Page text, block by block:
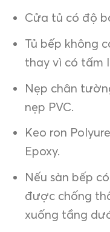
Cửa tủ có độ
Tủ bếp không
thay vì có tấm
Nẹp chân
nẹp PVC.
Keo ron
Epoxy.
Nếu sàn bếp
được chống
xuống tầng